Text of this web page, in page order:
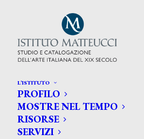
L’ISTITUTO
PROFILO
MOSTRE NEL TEMPO
RISORSE
SERVIZI
CERCA TRA GLI ARTISTI:
Search